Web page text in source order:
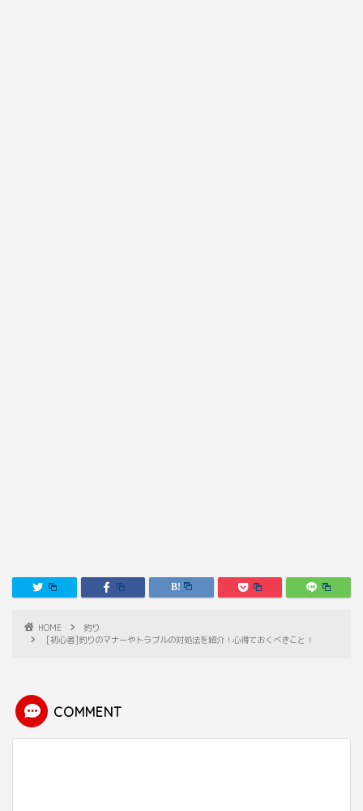
HOME
釣り
[初心者]釣りのマナーやトラブルの対処法を紹介！心得ておくべきこと！
COMMENT